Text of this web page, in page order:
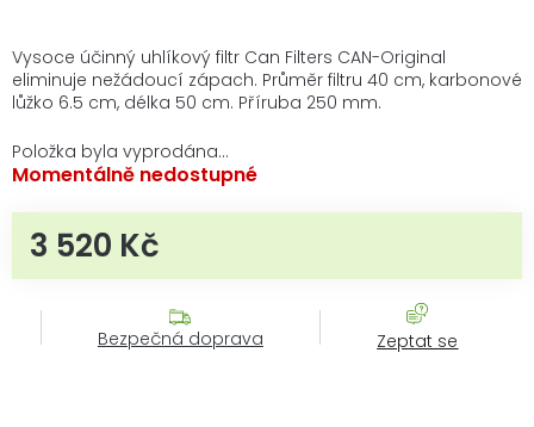
Vysoce účinný uhlíkový filtr Can Filters CAN-Original
eliminuje nežádoucí zápach. Průměr filtru 40 cm, karbonové
lůžko 6.5 cm, délka 50 cm. Příruba 250 mm.
Položka byla vyprodána…
Momentálně nedostupné
3 520 Kč
Bezpečná doprava Zeptat se